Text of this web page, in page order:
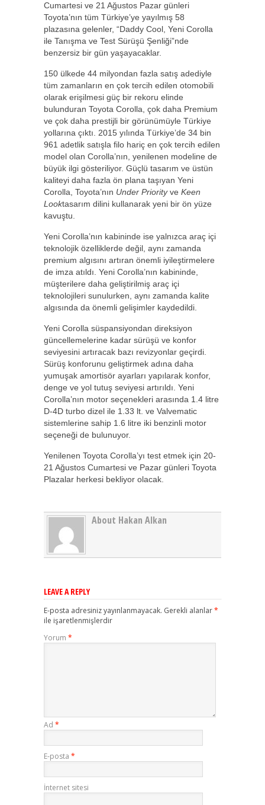
Cumartesi ve 21 Ağustos Pazar günleri
Toyota’nın tüm Türkiye’ye yayılmış 58
plazasına gelenler, “Daddy Cool, Yeni Corolla
ile Tanışma ve Test Sürüşü Şenliği”nde
benzersiz bir gün yaşayacaklar.
150 ülkede 44 milyondan fazla satış adediyle
tüm zamanların en çok tercih edilen otomobili
olarak erişilmesi güç bir rekoru elinde
bulunduran Toyota Corolla, çok daha Premium
ve çok daha prestijli bir görünümüyle Türkiye
yollarına çıktı. 2015 yılında Türkiye’de 34 bin
961 adetlik satışla filo hariç en çok tercih edilen
model olan Corolla’nın, yenilenen modeline de
büyük ilgi gösteriliyor. Güçlü tasarım ve üstün
kaliteyi daha fazla ön plana taşıyan Yeni
Corolla, Toyota’nın Under Priorityve Keen
Looktasarım dilini kullanarak yeni bir ön yüze
kavuştu.
Yeni Corolla’nın kabininde ise yalnızca araç içi
teknolojik özelliklerde değil, aynı zamanda
premium algısını artıran önemli iyileştirmelere
de imza atıldı. Yeni Corolla’nın kabininde,
müşterilere daha geliştirilmiş araç içi
teknolojileri sunulurken, aynı zamanda kalite
algısında da önemli gelişimler kaydedildi.
Yeni Corolla süspansiyondan direksiyon
güncellemelerine kadar sürüşü ve konfor
seviyesini artıracak bazı revizyonlar geçirdi.
Sürüş konforunu geliştirmek adına daha
yumuşak amortisör ayarları yapılarak konfor,
denge ve yol tutuş seviyesi artırıldı. Yeni
Corolla’nın motor seçenekleri arasında 1.4 litre
D-4D turbo dizel ile 1.33 lt. ve Valvematic
sistemlerine sahip 1.6 litre iki benzinli motor
seçeneği de bulunuyor.
Yenilenen Toyota Corolla’yı test etmek için 20-
21 Ağustos Cumartesi ve Pazar günleri Toyota
Plazalar herkesi bekliyor olacak.
About Hakan Alkan
LEAVE A REPLY
E-posta adresiniz yayınlanmayacak. Gerekli alanlar*
ile işaretlenmişlerdir
Yorum *
Ad *
E-posta *
İnternet sitesi